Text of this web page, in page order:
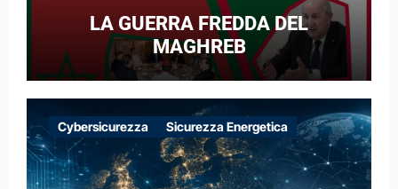
LA GUERRA FREDDA DEL
MAGHREB
Cybersicurezza Sicurezza Energetica